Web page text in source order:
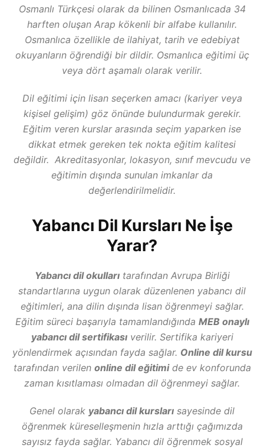
Osmanlı Türkçesi olarak da bilinen Osmanlıcada 34
harften oluşan Arap kökenli bir alfabe kullanılır.
Osmanlıca özellikle de ilahiyat, tarih ve edebiyat
okuyanların öğrendiği bir dildir. Osmanlıca eğitimi üç
veya dört aşamalı olarak verilir.
Dil eğitimi için lisan seçerken amacı (kariyer veya
kişisel gelişim) göz önünde bulundurmak gerekir.
Eğitim veren kurslar arasında seçim yaparken ise
dikkat etmek gereken tek nokta eğitim kalitesi
değildir. Akreditasyonlar, lokasyon, sınıf mevcudu ve
eğitimin dışında sunulan imkanlar da
değerlendirilmelidir.
Yabancı Dil Kursları Ne İşe
Yarar?
Yabancı dil okullarıtarafından Avrupa Birliği
standartlarına uygun olarak düzenlenen yabancı dil
eğitimleri, ana dilin dışında lisan öğrenmeyi sağlar.
Eğitim süreci başarıyla tamamlandığında MEB onaylı
yabancı dil sertifikasıverilir. Sertifika kariyeri
yönlendirmek açısından fayda sağlar. Online dil kursu
tarafından verilen online dil eğitimide ev konforunda
zaman kısıtlaması olmadan dil öğrenmeyi sağlar.
Genel olarak yabancı dil kursları sayesinde dil
öğrenmek küreselleşmenin hızla arttığı çağımızda
sayısız fayda sağlar. Yabancı dil öğrenmek sosyal